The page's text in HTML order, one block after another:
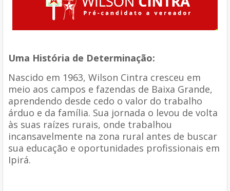
Uma História de Determinação:
Nascido em 1963, Wilson Cintra cresceu em
meio aos campos e fazendas de Baixa Grande,
aprendendo desde cedo o valor do trabalho
árduo e da família. Sua jornada o levou de volta
às suas raízes rurais, onde trabalhou
incansavelmente na zona rural antes de buscar
sua educação e oportunidades profissionais em
Ipirá.